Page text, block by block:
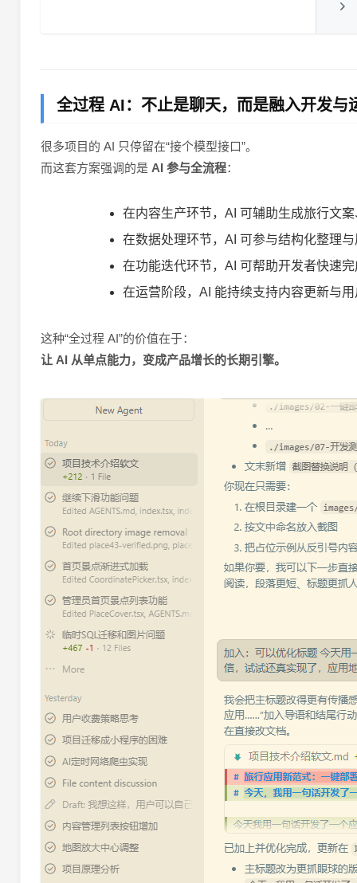
全过程 AI：不止是聊天，而是融入开发与
很多项目的 AI 只停留在“接个模型接口”。
而这套方案强调的是 AI 参与全流程：
在内容生产环节，AI 可辅助生成旅行文
在数据处理环节，AI 可参与结构化整理
在功能迭代环节，AI 可帮助开发者快速
在运营阶段，AI 能持续支持内容更新与
这种“全过程 AI”的价值在于：
让 AI 从单点能力，变成产品增长的长期引擎。